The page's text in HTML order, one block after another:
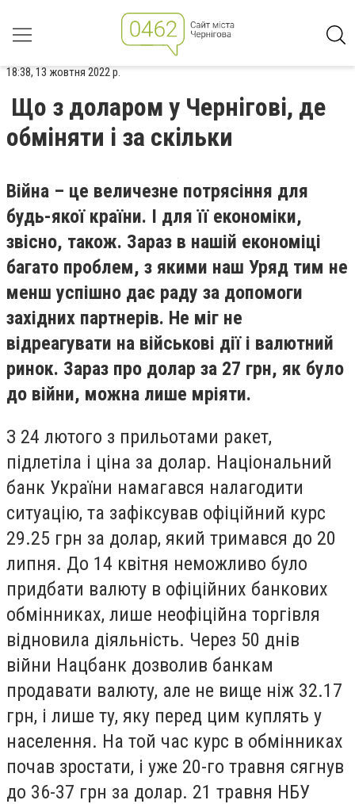
18:38, 13 жовтня 2022 р.
Що з доларом у Чернігові, де
обміняти і за скільки
Війна – це величезне потрясіння для
будь-якої країни. І для її економіки,
звісно, також. Зараз в нашій економіці
багато проблем, з якими наш Уряд тим не
менш успішно дає раду за допомоги
західних партнерів. Не міг не
відреагувати на військові дії і валютний
ринок. Зараз про долар за 27 грн, як було
до війни, можна лише мріяти.
З 24 лютого з прильотами ракет,
підлетіла і ціна за долар. Національний
банк України намагався налагодити
ситуацію, та зафіксував офіційний курс
29.25 грн за долар, який тримався до 20
липня. До 14 квітня неможливо було
придбати валюту в офіційних банкових
обмінниках, лише неофіційна торгівля
відновила діяльність. Через 50 днів
війни Нацбанк дозволив банкам
продавати валюту, але не вище ніж 32.17
грн, і лише ту, яку перед цим куплять у
населення. На той час курс в обмінниках
почав зростати, і уже 20-го травня сягнув
до 36-37 грн за долар. 21 травня НБУ